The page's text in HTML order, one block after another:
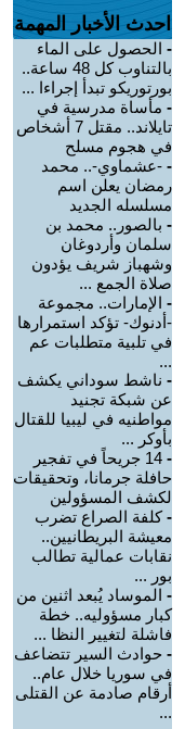
احدث الأخبار المهمة
- الحصول على الماء
بالتناوب كل 48 ساعة..
بورتوريكو تبدأ إجراءا ...
- مأساة مدرسية في
تايلاند.. مقتل 7 أشخاص
في هجوم مسلح
- -عشماوي-.. محمد
رمضان يعلن اسم
مسلسله الجديد
- بالصور.. محمد بن
سلمان وأردوغان
وشهباز شريف يؤدون
صلاة الجمع ...
- الإمارات.. مجموعة
-أدنوك- تؤكد استمرارها
في تلبية متطلبات عم
...
- ناشط سوداني يكشف
عن شبكة تجنيد
مواطنيه في ليبيا للقتال
بأوكر ...
-
14 جريحاً في تفجير
حافلة جرمانا، وتحقيقات
لكشف المسؤولين
-كلفة الصراع تضرب
معيشة البريطانيين..
نقابات عمالية تطالب
بور ...
- الموساد يُبعد اثنين من
كبار مسؤوليه.. خطة
فاشلة لتغيير النظا ...
- حوادث السير تتضاعف
في سوريا خلال عام..
أرقام صادمة عن القتلى
...